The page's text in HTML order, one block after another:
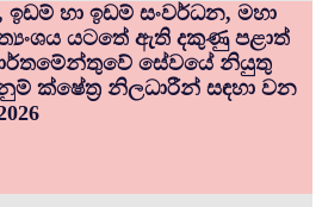
හා ඉඩම් සංවර්ධන, මහා
යටතේ ඇති දකුණු පළාත්
සේවයේ නියුතු
ක්ෂේත්‍ර නිලධාරීන් සඳහා වන